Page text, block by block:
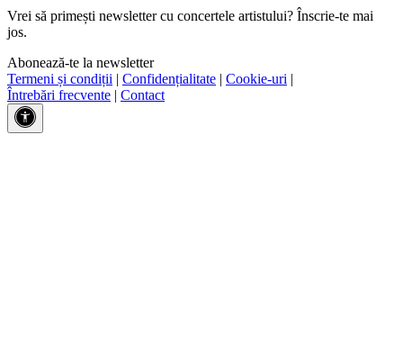
Vrei să primești newsletter cu concertele artistului? Înscrie-te mai
jos.
Abonează-te la newsletter
Termeni și condiții | Confidențialitate | Cookie-uri |
Întrebări frecvente | Contact